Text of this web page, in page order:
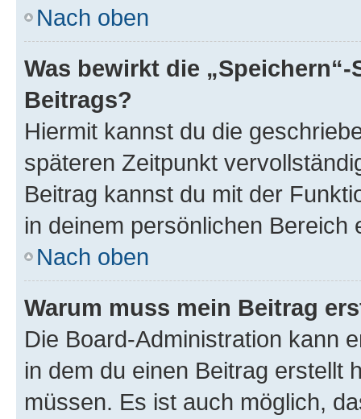
Nach oben
Was bewirkt die
Beitrags?
Hiermit kannst du die
späteren Zeitpunkt
Beitrag kannst du mit der
in deinem persönlichen Bereich
Nach oben
Warum muss mein Beitrag
Die Board-Administration kann
in dem du einen Beitrag erstellt
müssen. Es ist auch möglich,